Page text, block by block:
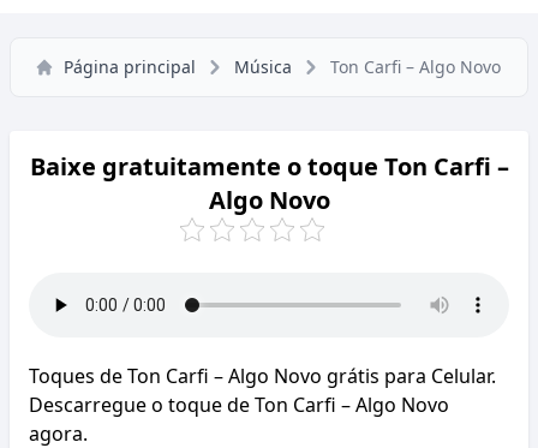
Página principal Música Ton Carfi – Algo Novo
Baixe gratuitamente o toque Ton Carfi –
Algo Novo
Toques de Ton Carfi – Algo Novo grátis para Celular.
Descarregue o toque de Ton Carfi – Algo Novo
agora.